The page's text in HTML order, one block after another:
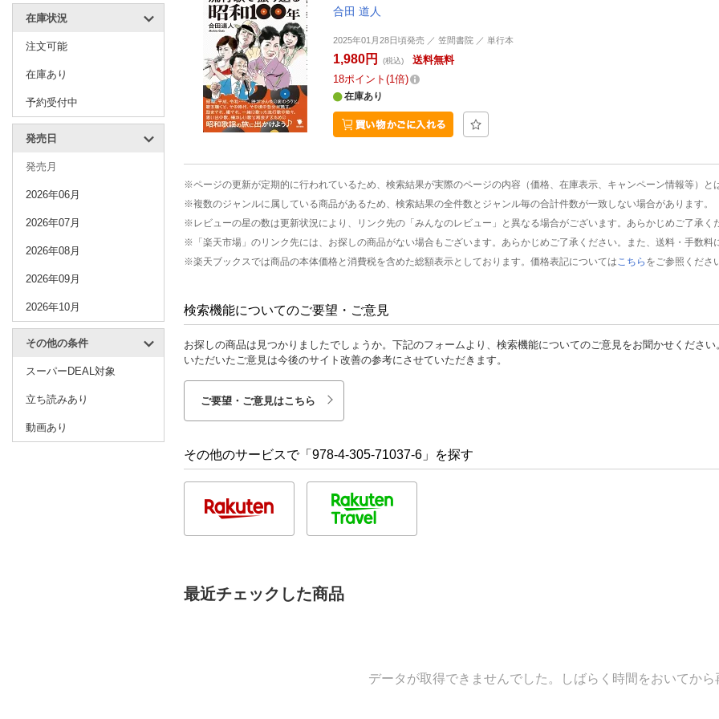
在庫状況
注文可能
在庫あり
予約受付中
発売日
発売月
2026年06月
2026年07月
2026年08月
2026年09月
2026年10月
その他の条件
スーパーDEAL対象
立ち読みあり
動画あり
合田 道人
2025年01月28日頃発売 ／ 笠間書院 ／ 単行本
1,980円 (税込)
送料無料
18ポイント 1倍
在庫あり
※ページの更新が定期的に行われているため、検索結果が実際のページの内容（価格、在庫表示、キャンペーン情報等）と
※複数のジャンルに属している商品があるため、検索結果の全件数とジャンル毎の合計件数が一致しない場合があります。
※レビューの星の数は更新状況により、リンク先の「みんなのレビュー」と異なる場合がございます。あらかじめご了承く
※「楽天市場」のリンク先には、お探しの商品がない場合もございます。あらかじめご了承ください。また、送料・手数料
※楽天ブックスでは商品の本体価格と消費税を含めた総額表示としております。価格表記については こちら をご参照くださ
検索機能についてのご要望・ご意見
お探しの商品は見つかりましたでしょうか。下記のフォームより、検索機能についてのご意見をお聞かせください
いただいたご意見は今後のサイト改善の参考にさせていただきます。
ご要望・ご意見はこちら
その他のサービスで「978-4-305-71037-6」を探す
最近チェックした商品
データが取得できませんでした。しばらく時間をおいてから